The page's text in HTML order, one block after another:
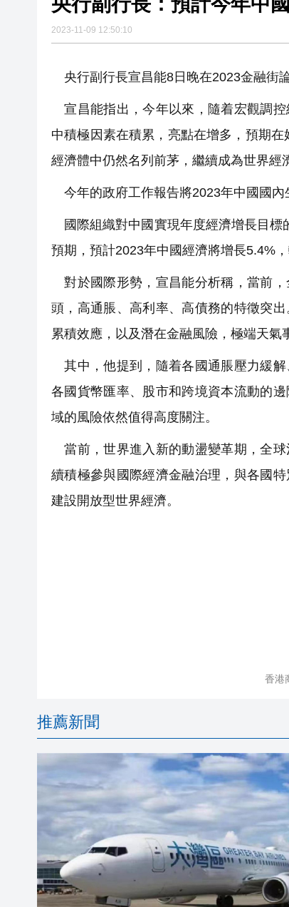
2023-11-09 12:50:10
央行副行長宣昌能8日晚在2023金融街
宣昌能指出，今年以來，隨着宏觀調
中積極因素在積累，亮點在增多，預期
經濟體中仍然名列前茅，繼續成為世界經
今年的政府工作報告將2023年中國國內
國際組織對中國實現年度經濟增長目標
預期，預計2023年中國經濟將增長5.4%
對於國際形勢，宣昌能分析稱，當前
頭，高通脹、高利率、高債務的特徵突
累積效應，以及潛在金融風險，極端天氣
其中，他提到，隨着各國通脹壓力緩
各國貨幣匯率、股市和跨境資本流動的
域的風險依然值得高度關注。
當前，世界進入新的動盪變革期，全
續積極參與國際經濟金融治理，與各國
建設開放型世界經濟。
香港
推薦新聞